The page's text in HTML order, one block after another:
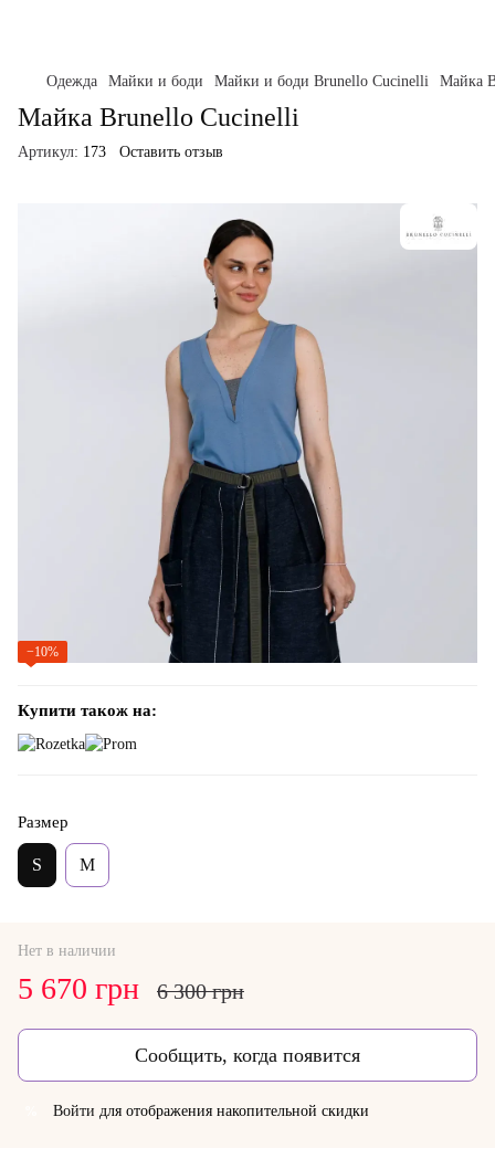
Одежда Майки и боди Майки и боди Brunello Cucinelli Майка
Майка Brunello Cucinelli
Артикул: 173 Оставить отзыв
−10%
Купити також на:
Размер
S M
Нет в наличии
5 670 грн 6 300 грн
Сообщить, когда появится
Войти для отображения накопительной скидки